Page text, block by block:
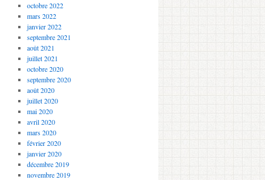
octobre 2022
mars 2022
janvier 2022
septembre 2021
août 2021
juillet 2021
octobre 2020
septembre 2020
août 2020
juillet 2020
mai 2020
avril 2020
mars 2020
février 2020
janvier 2020
décembre 2019
novembre 2019